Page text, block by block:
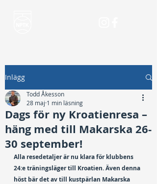
Inlägg
Dags för ny Kroatienresa –
häng med till Makarska 26-
30 september!
Todd Åkesson
28 maj 1 min läsning
Alla resedetaljer är nu klara för klubbens
24:e träningsläger till Kroatien. Även denna
höst bär det av till kustpärlan Makarska